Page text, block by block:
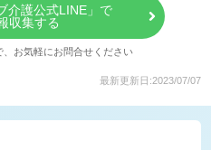
介護公式LINE」で
収集する
お気軽にお問合せください
最新更新日:2023/07/07